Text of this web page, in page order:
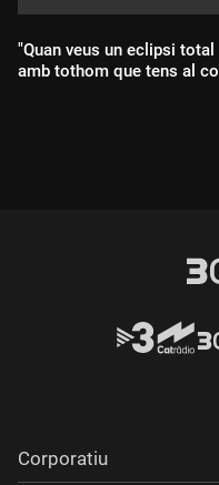
"Quan veus un eclipsi
amb tothom que tens al
Corporatiu